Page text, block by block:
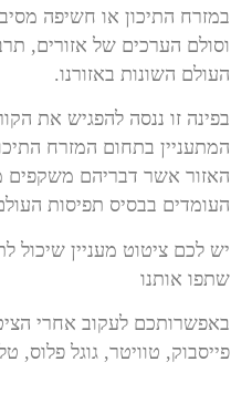
במזרח התיכון או חשיפה
וסולם הערכים של אזורים,
העולם השונות באזורנו.
בפינה זו ננסה להפגיש את
המתעניין בתחום המזרח
האזור אשר דבריהם משקפים
העומדים בבסיס תפיסות
יש לכם ציטוט מעניין
שתפו אותנו
באפשרותכם לעקוב אחרי
פייסבוק, טוויטר, גוגל פלוס,